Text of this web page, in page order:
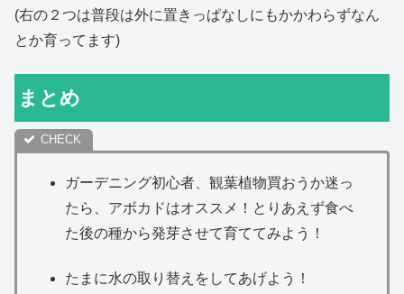
(右の２つは普段は外に置きっぱなしにもかかわらずなん
とか育ってます)
まとめ
ガーデニング初心者、観葉植物買おうか迷っ
たら、アボカドはオススメ！とりあえず食べ
た後の種から発芽させて育ててみよう！
たまに水の取り替えをしてあげよう！